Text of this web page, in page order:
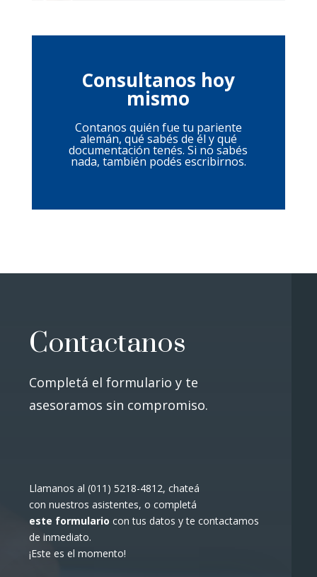
Consultanos hoy
mismo
Contanos quién fue tu pariente
alemán, qué sabés de él y qué
documentación tenés. Si no sabés
nada, también podés escribirnos.
Contactanos
Completá el formulario y te
asesoramos sin compromiso.
Llamanos al (011) 5218-4812, chateá
con nuestros asistentes, o completá
este formulario con tus datos y te contactamos
de inmediato.
¡Este es el momento!